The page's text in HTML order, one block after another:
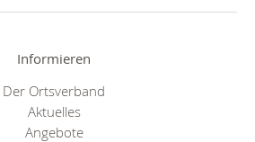
Informieren
Der Ortsverband
Aktuelles
Angebote